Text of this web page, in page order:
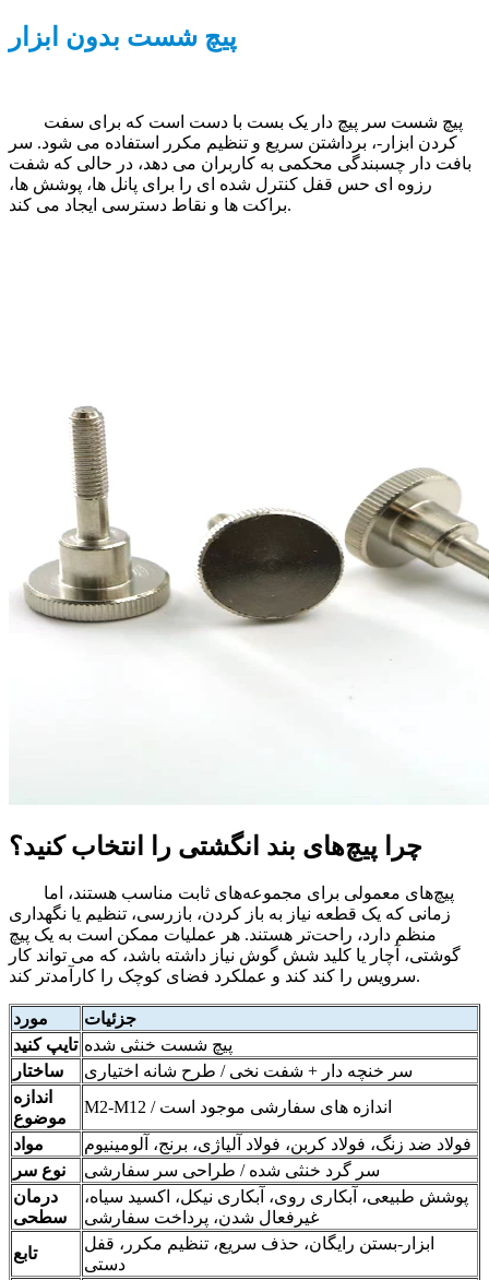
پیچ شست بدون ابزار
پیچ شست سر پیچ دار یک بست با دست است که برای سفت
کردن ابزار-، برداشتن سریع و تنظیم مکرر استفاده می شود. سر
بافت دار چسبندگی محکمی به کاربران می دهد، در حالی که شفت
رزوه ای حس قفل کنترل شده ای را برای پانل ها، پوشش ها،
براکت ها و نقاط دسترسی ایجاد می کند.
چرا پیچ‌های بند انگشتی را انتخاب کنید؟
پیچ‌های معمولی برای مجموعه‌های ثابت مناسب هستند، اما
زمانی که یک قطعه نیاز به باز کردن، بازرسی، تنظیم یا نگهداری
منظم دارد، راحت‌تر هستند. هر عملیات ممکن است به یک پیچ
گوشتی، آچار یا کلید شش گوش نیاز داشته باشد، که می تواند کار
سرویس را کند کند و عملکرد فضای کوچک را کارآمدتر کند.
مورد
جزئیات
تایپ کنید پیچ شست خنثی شده
ساختار
سر خنچه دار + شفت نخی / طرح شانه اختیاری
اندازه
موضوع
M2-M12 / اندازه های سفارشی موجود است
مواد
فولاد ضد زنگ، فولاد کربن، فولاد آلیاژی، برنج، آلومینیوم
نوع سر
سر گرد خنثی شده / طراحی سر سفارشی
درمان
سطحی
پوشش طبیعی، آبکاری روی، آبکاری نیکل، اکسید سیاه،
غیرفعال شدن، پرداخت سفارشی
تابع
ابزار-بستن رایگان، حذف سریع، تنظیم مکرر، قفل
دستی